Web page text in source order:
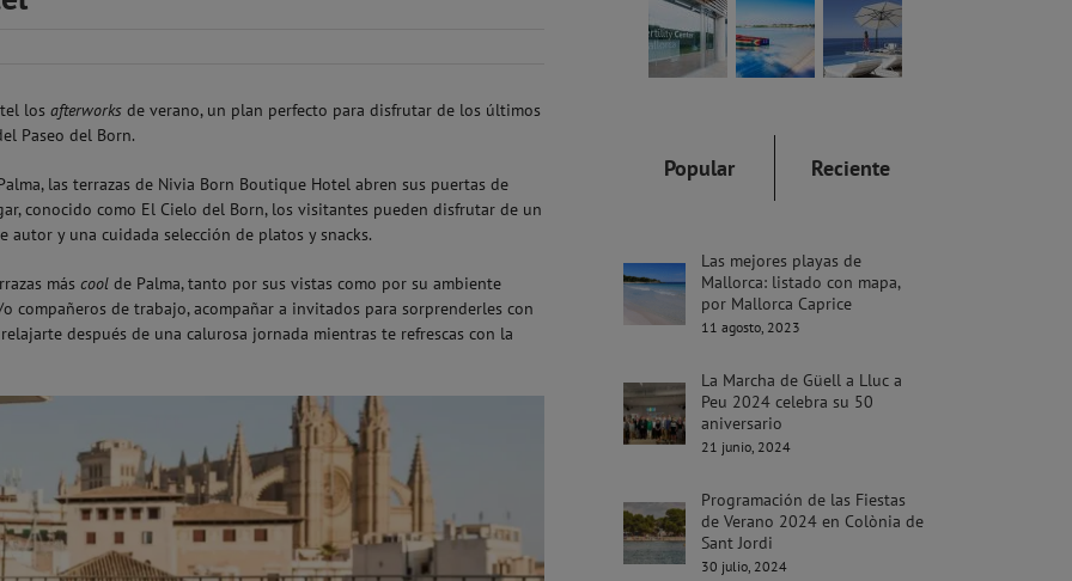
los afterworks de verano, un plan perfecto para disfrutar de los últimos
Paseo del Born.
las terrazas de Nivia Born Boutique Hotel abren sus puertas de
conocido como El Cielo del Born, los visitantes pueden disfrutar de un
autor y una cuidada selección de platos y snacks.
más cool de Palma, tanto por sus vistas como por su ambiente
compañeros de trabajo, acompañar a invitados para sorprenderles con
después de una calurosa jornada mientras te refrescas con la
Popular Reciente
Las mejores playas de
Mallorca: listado con mapa,
por Mallorca Caprice
11 agosto, 2023
La Marcha de Güell a Lluc a
Peu 2024 celebra su 50
aniversario
21 junio, 2024
Programación de las Fiestas
de Verano 2024 en Colònia de
Sant Jordi
30 julio, 2024